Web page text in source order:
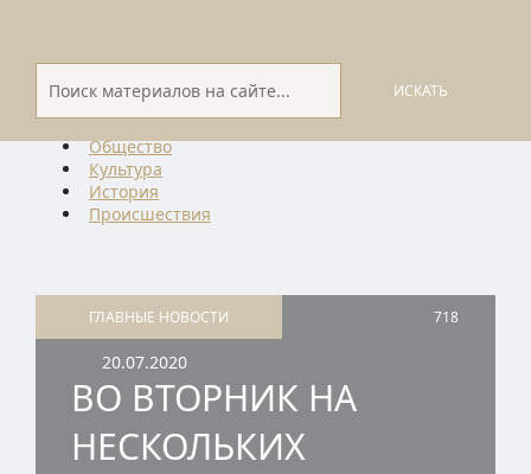
ИСКАТЬ
Общество
Культура
История
Проиcшествия
ГЛАВНЫЕ НОВОСТИ 718
20.07.2020
ВО ВТОРНИК НА
НЕСКОЛЬКИХ